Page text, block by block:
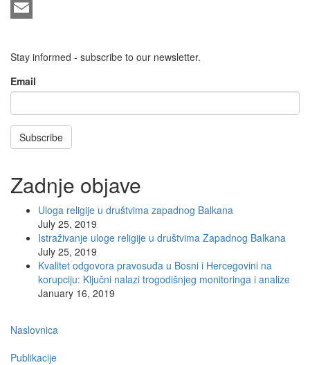
LinkedIn
Stay informed - subscribe to our newsletter.
Email
Subscribe
Zadnje objave
Uloga religije u društvima zapadnog Balkana
July 25, 2019
Istraživanje uloge religije u društvima Zapadnog Balkana
July 25, 2019
Kvalitet odgovora pravosuđa u Bosni i Hercegovini na
korupciju: Ključni nalazi trogodišnjeg monitoringa i analize
January 16, 2019
Main
navigation
Naslovnica
Publikacije